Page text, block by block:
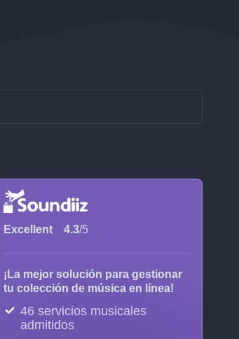
Excellent 4.3/5
¡La mejor solución para gestionar
tu colección de música en línea!
46 servicios musicales
admitidos